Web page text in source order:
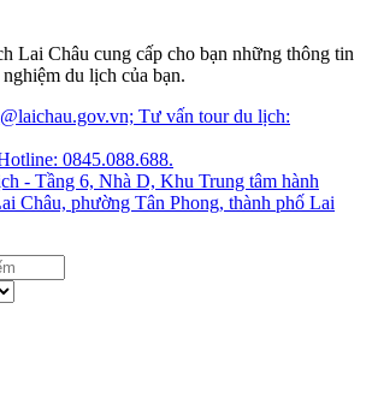
Lai Châu cung cấp cho bạn những thông tin
du lịch của bạn.
Tư vấn tour du lịch:
0845.088.688.
- Tầng 6, Nhà D, Khu Trung tâm hành
Châu, phường Tân Phong, thành phố Lai